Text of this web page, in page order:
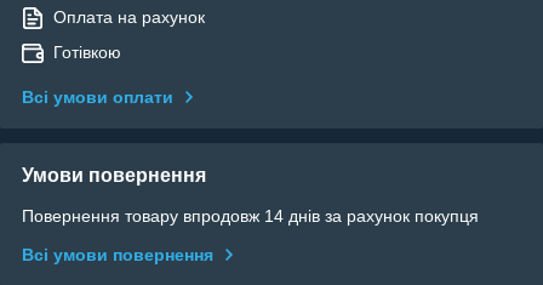
Оплата на рахунок
Готівкою
Всі умови оплати
Умови повернення
Повернення товару впродовж 14 днів за рахунок покупця
Всі умови повернення